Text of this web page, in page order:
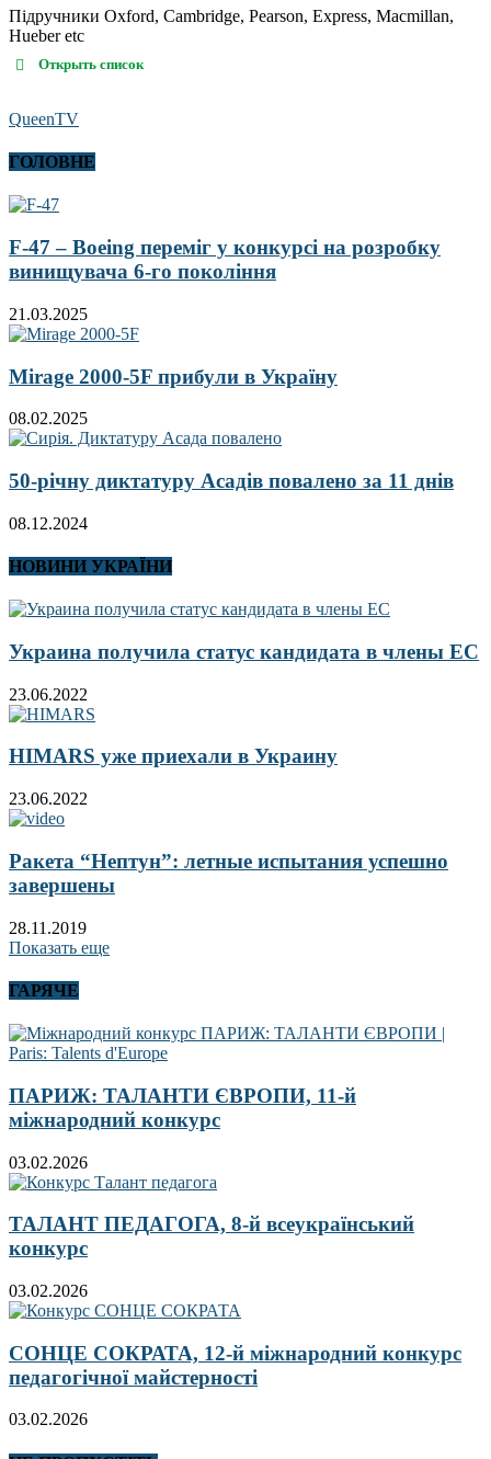
Підручники Oxford, Cambridge, Pearson, Express, Macmillan,
Hueber etc
Открыть список
QueenTV
ГОЛОВНЕ
F-47 – Boeing переміг у конкурсі на розробку
винищувача 6-го покоління
21.03.2025
Mirage 2000-5F прибули в Україну
08.02.2025
50-річну диктатуру Асадів повалено за 11 днів
08.12.2024
НОВИНИ УКРАЇНИ
Украина получила статус кандидата в члены ЕС
23.06.2022
HIMARS уже приехали в Украину
23.06.2022
Ракета “Нептун”: летные испытания успешно
завершены
28.11.2019
Показать еще
ГАРЯЧЕ
ПАРИЖ: ТАЛАНТИ ЄВРОПИ, 11-й
міжнародний конкурс
03.02.2026
ТАЛАНТ ПЕДАГОГА, 8-й всеукраїнський
конкурс
03.02.2026
СОНЦЕ СОКРАТА, 12-й міжнародний конкурс
педагогічної майстерності
03.02.2026